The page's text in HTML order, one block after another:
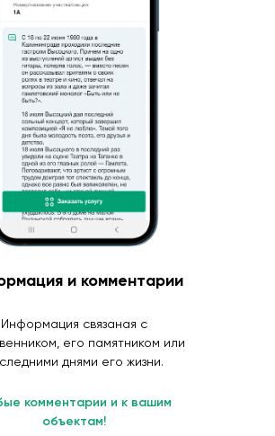
и комментарии
Информация связаная с
его памятником или
днями его жизни.
комментарии и к вашим
объектам!